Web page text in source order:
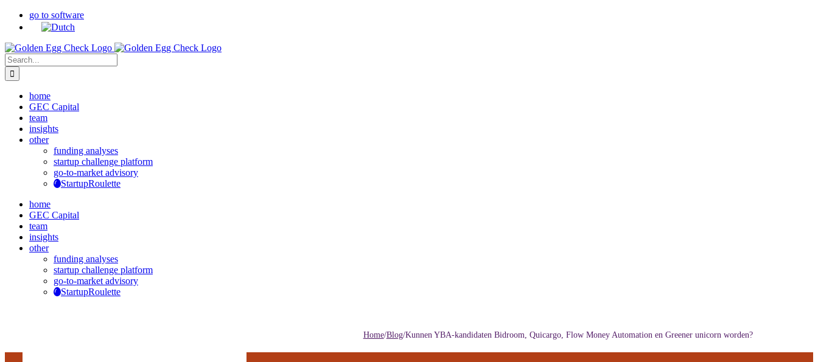
Skip
go to software
Search
for:
home
GEC Capital
team
insights
other
funding analyses
startup challenge platform
go-to-market advisory
StartupRoulette
home
GEC Capital
team
insights
other
funding analyses
startup challenge platform
go-to-market advisory
StartupRoulette
Home/Blog/Kunnen YBA-kandidaten Bidroom, Quicargo, Flow Money Automation en Greener unicorn worden?